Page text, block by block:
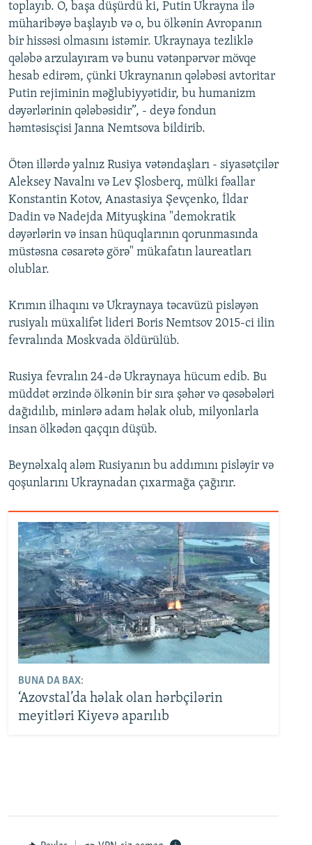
toplayıb. O, başa düşürdü ki, Putin Ukrayna ilə
müharibəyə başlayıb və o, bu ölkənin Avropanın
bir hissəsi olmasını istəmir. Ukraynaya tezliklə
qələbə arzulayıram və bunu vətənpərvər mövqe
hesab edirəm, çünki Ukraynanın qələbəsi avtoritar
Putin rejiminin məğlubiyyətidir, bu humanizm
dəyərlərinin qələbəsidir”, - deyə fondun
həmtəsisçisi Janna Nemtsova bildirib.
Ötən illərdə yalnız Rusiya vətəndaşları - siyasətçilər
Aleksey Navalnı və Lev Şlosberq, mülki fəallar
Konstantin Kotov, Anastasiya Şevçenko, İldar
Dadin və Nadejda Mityuşkina "demokratik
dəyərlərin və insan hüquqlarının qorunmasında
müstəsna cəsarətə görə" mükafatın laureatları
olublar.
Krımın ilhaqını və Ukraynaya təcavüzü pisləyən
rusiyalı müxalifət lideri Boris Nemtsov 2015-ci ilin
fevralında Moskvada öldürülüb.
Rusiya fevralın 24-də Ukraynaya hücum edib. Bu
müddət ərzində ölkənin bir sıra şəhər və qəsəbələri
dağıdılıb, minlərə adam həlak olub, milyonlarla
insan ölkədən qaçqın düşüb.
Beynəlxalq aləm Rusiyanın bu addımını pisləyir və
qoşunlarını Ukraynadan çıxarmağa çağırır.
BUNA DA BAX:
‘Azovstal’da həlak olan hərbçilərin
meyitləri Kiyevə aparılıb